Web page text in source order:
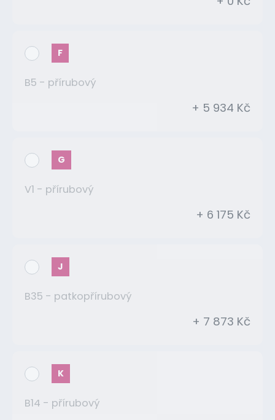
F
B5 - přírubový
+ 5 934 Kč
G
V1 - přírubový
+ 6 175 Kč
J
B35 - patkopřírubový
+ 7 873 Kč
K
B14 - přírubový